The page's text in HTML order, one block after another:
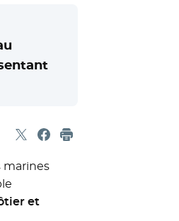
Partager sur X
- Nouvelle fenêtre
Partager sur Facebook
- Nouvelle fenêtre
Imprimer
marines
et